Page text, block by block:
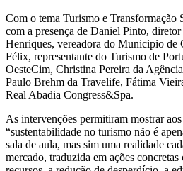
Com o tema Turismo e Transformação
com a presença de Daniel Pinto,
Henriques, vereadora do Municipio de
Félix, representante do Turismo de
OesteCim, Christina Pereira da
Paulo Brehm da Travelife, Fátima
Real Abadia Congress&Spa.
As intervenções permitiram mostrar
“sustentabilidade no turismo não é
sala de aula, mas sim uma realidade
mercado, traduzida em ações